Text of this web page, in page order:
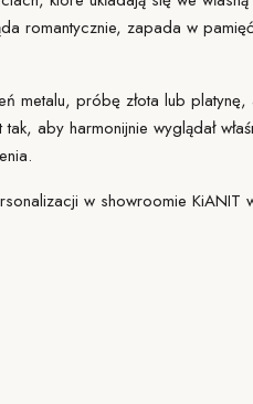
romantycznie, zapada w
metalu, próbę złota lub platynę,
tak, aby harmonijnie wyglądał
w showroomie KiANIT